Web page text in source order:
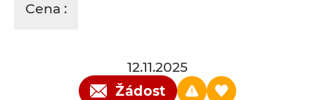
Cena :
12.11.2025
Žádost